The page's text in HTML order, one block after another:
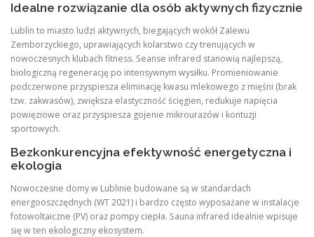
Idealne rozwiązanie dla osób aktywnych fizycznie
Lublin to miasto ludzi aktywnych, biegających wokół Zalewu
Zemborzyckiego, uprawiających kolarstwo czy trenujących w
nowoczesnych klubach fitness. Seanse infrared stanowią najlepszą,
biologiczną regenerację po intensywnym wysiłku. Promieniowanie
podczerwone przyspiesza eliminację kwasu mlekowego z mięśni (brak
tzw. zakwasów), zwiększa elastyczność ścięgien, redukuje napięcia
powięziowe oraz przyspiesza gojenie mikrourazów i kontuzji
sportowych.
Bezkonkurencyjna efektywność energetyczna i
ekologia
Nowoczesne domy w Lublinie budowane są w standardach
energooszczędnych (WT 2021) i bardzo często wyposażane w instalacje
fotowoltaiczne (PV) oraz pompy ciepła. Sauna infrared idealnie wpisuje
się w ten ekologiczny ekosystem.